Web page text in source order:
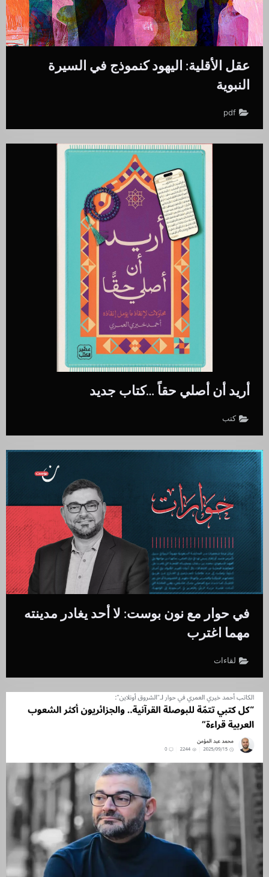
عقل الأقلية: اليهود كنموذج في السيرة
النبوية
pdf
أريد أن أصلي حقاً …كتاب جديد
كتب
في حوار مع نون بوست: لا أحد يغادر مدينته
مهما اغترب
لقاءات